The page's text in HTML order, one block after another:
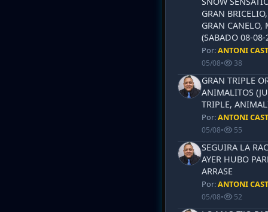
GRAN
GRAN CANELO,
(SABADO 08-
Por:ANTONI
05/08• 38
GRAN TRIPLE
ANIMALITOS
TRIPLE,
Por:ANTONI
05/08• 55
SEGUIRA LA
AYER HUBO
ARRASE
Por:ANTONI
05/08• 52